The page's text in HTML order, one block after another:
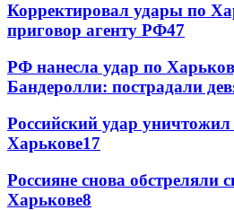
Корректировал удары по
приговор агенту РФ47
РФ нанесла удар по
Бандеролли: пострадали
Российский удар
Харькове17
Россияне снова обстреляли
Харькове8